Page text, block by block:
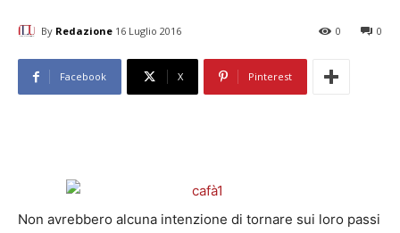
By Redazione 16 Luglio 2016 0
0
Facebook X Pinterest
Non avrebbero alcuna intenzione di tornare sui loro passi